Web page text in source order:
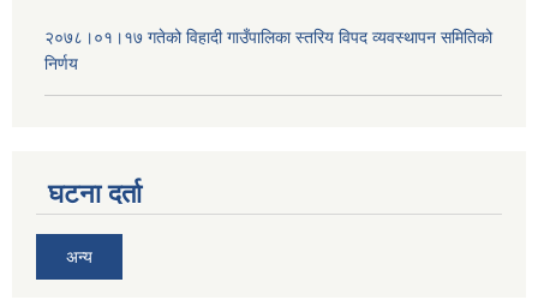
२०७८।०१।१७ गतेको विहादी गाउँपालिका स्तरिय विपद व्यवस्थापन समितिको
निर्णय
घटना दर्ता
अन्य